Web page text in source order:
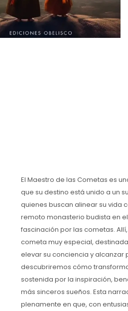
El Maestro de las Cometas es
que su destino está unido a un
quienes buscan alinear su vida
remoto monasterio budista en
fascinación por las cometas.
cometa muy especial,
elevar su conciencia y alcanzar
descubriremos cómo
sostenida por la inspiración,
más sinceros sueños. Esta
plenamente en que, con